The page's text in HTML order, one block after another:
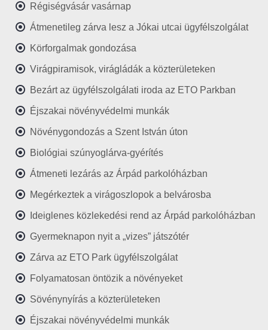
Régiségvásár vasárnap
Átmenetileg zárva lesz a Jókai utcai ügyfélszolgálat
Körforgalmak gondozása
Virágpiramisok, virágládák a közterületeken
Bezárt az ügyfélszolgálati iroda az ETO Parkban
Éjszakai növényvédelmi munkák
Növénygondozás a Szent István úton
Biológiai szúnyoglárva-gyérítés
Átmeneti lezárás az Árpád parkolóházban
Megérkeztek a virágoszlopok a belvárosba
Ideiglenes közlekedési rend az Árpád parkolóházban
Gyermeknapon nyit a „vizes” játszótér
Zárva az ETO Park ügyfélszolgálat
Folyamatosan öntözik a növényeket
Sövénynyírás a közterületeken
Éjszakai növényvédelmi munkák